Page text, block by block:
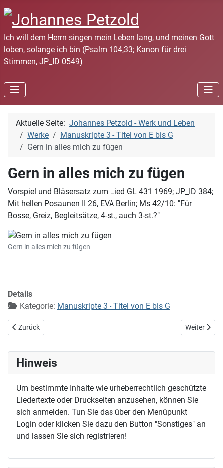
Ich will dem Herrn singen mein Leben lang, und meinen Gott
loben, solange ich bin (Psalm 104,33; Kanon für drei
Stimmen, JP_ID 0549)
Aktuelle Seite: Johannes Petzold - Werk und Leben
Werke
Manuskripte 3 - Titel von E bis G
Gern in alles mich zu fügen
Gern in alles mich zu fügen
Vorspiel und Bläsersatz zum Lied GL 431 1969; JP_ID 384;
Mit hellen Posaunen II 26, EVA Berlin; Ms 42/10: "Für
Bosse, Greiz, Begleitsätze, 4-st., auch 3-st.?"
Gern in alles mich zu fügen
Details
Kategorie: Manuskripte 3 - Titel von E bis G
Vorheriger Beitrag: Gemeine Gotts, erhebe dich
Zurück Nächster
Weiter
Hinweis
Um bestimmte Inhalte wie urheberrechtlich geschützte
Liedertexte oder Druckseiten anzusehen, können Sie
sich anmelden. Tun Sie das über den Menüpunkt
Login oder klicken Sie dazu den Button "Sonstiges" an
und lassen Sie sich registrieren!